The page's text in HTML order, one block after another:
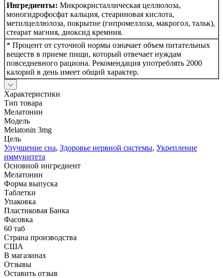
Ингредиенты: Микрокристаллическая целлюлоза,
моногидрофосфат кальция, стеариновая кислота,
метилцеллюлоза, покрытие (гипромеллоза, макрогол, тальк),
стеарат магния, диоксид кремния.
* Процент от суточной нормы означает объем питательных
веществ в приеме пищи, который отвечает нуждам
повседневного рациона. Рекомендация употреблять 2000
калорий в день имеет общий характер.
Характеристики
Тип товара
Мелатонин
Модель
Melatonin 3mg
Цель
Улучшение сна, Здоровье нервной системы, Укрепление
иммунитета
Основной ингредиент
Мелатонин
Форма выпуска
Таблетки
Упаковка
Пластиковая Банка
Фасовка
60 таб
Страна производства
США
В магазинах
Отзывы
Оставить отзыв